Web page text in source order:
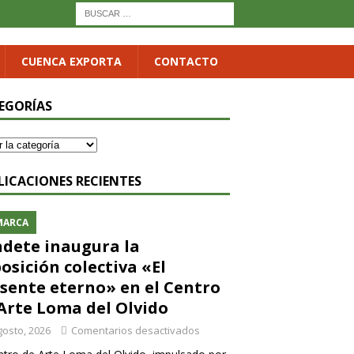
CUENCA EXPORTA CONTACTO
RECIENTES
inaugura la
colectiva «El
eterno» en el Centro
Loma del Olvido
2026 Comentarios desactivados